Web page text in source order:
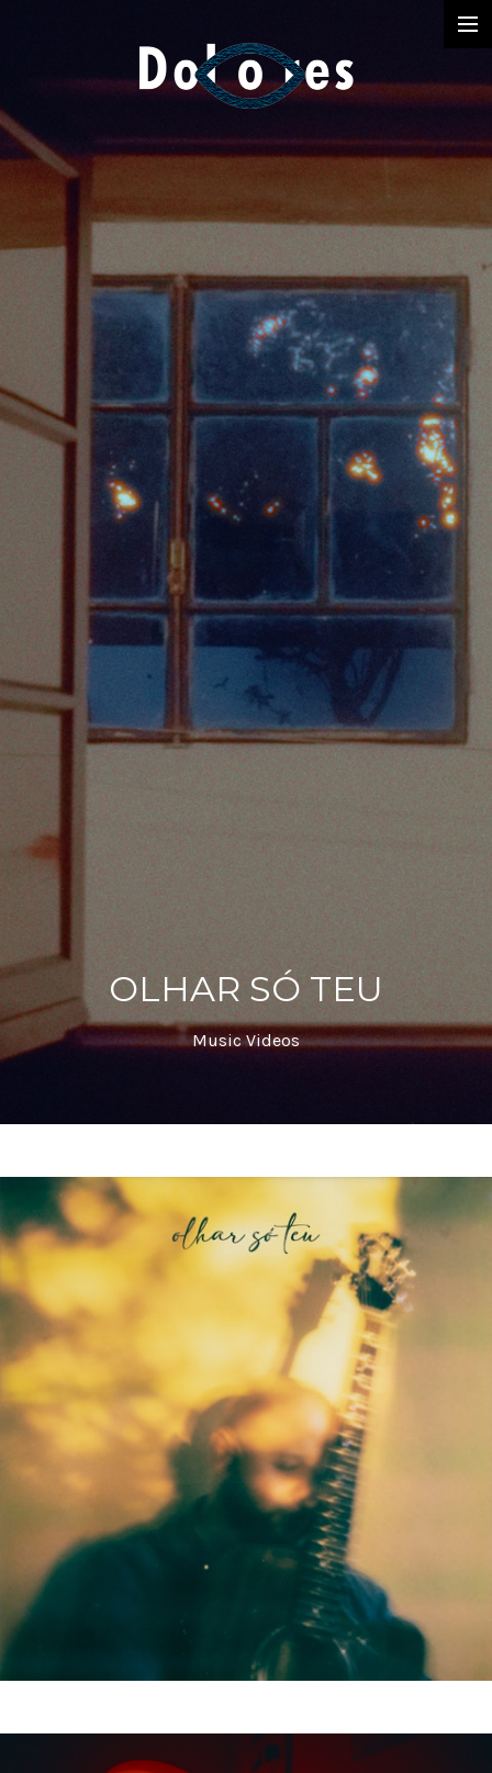
Photography
Film
Services
Dolores
Dead Pomb
OLHAR SÓ TEU
Music Videos